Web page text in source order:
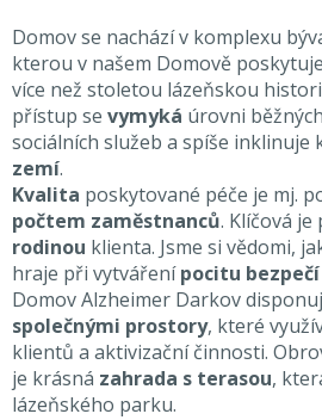
Domov se nachází v komplexu
kterou v našem Domově
více než stoletou lázeňskou
přístup se vymyká úrovni
sociálních služeb a spíše inklinuje
zemí.
Kvalita poskytované péče je mj.
počtem zaměstnanců. Klíčová je
rodinou klienta. Jsme si vědomi,
hraje při vytvářenípocitu bezpečí
Domov Alzheimer Darkov
společnými prostory, které
klientů a aktivizační činnosti.
je krásná zahrada s terasou,
lázeňského parku.